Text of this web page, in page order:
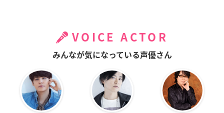
VOICE ACTOR
みんなが気になっている声優さん